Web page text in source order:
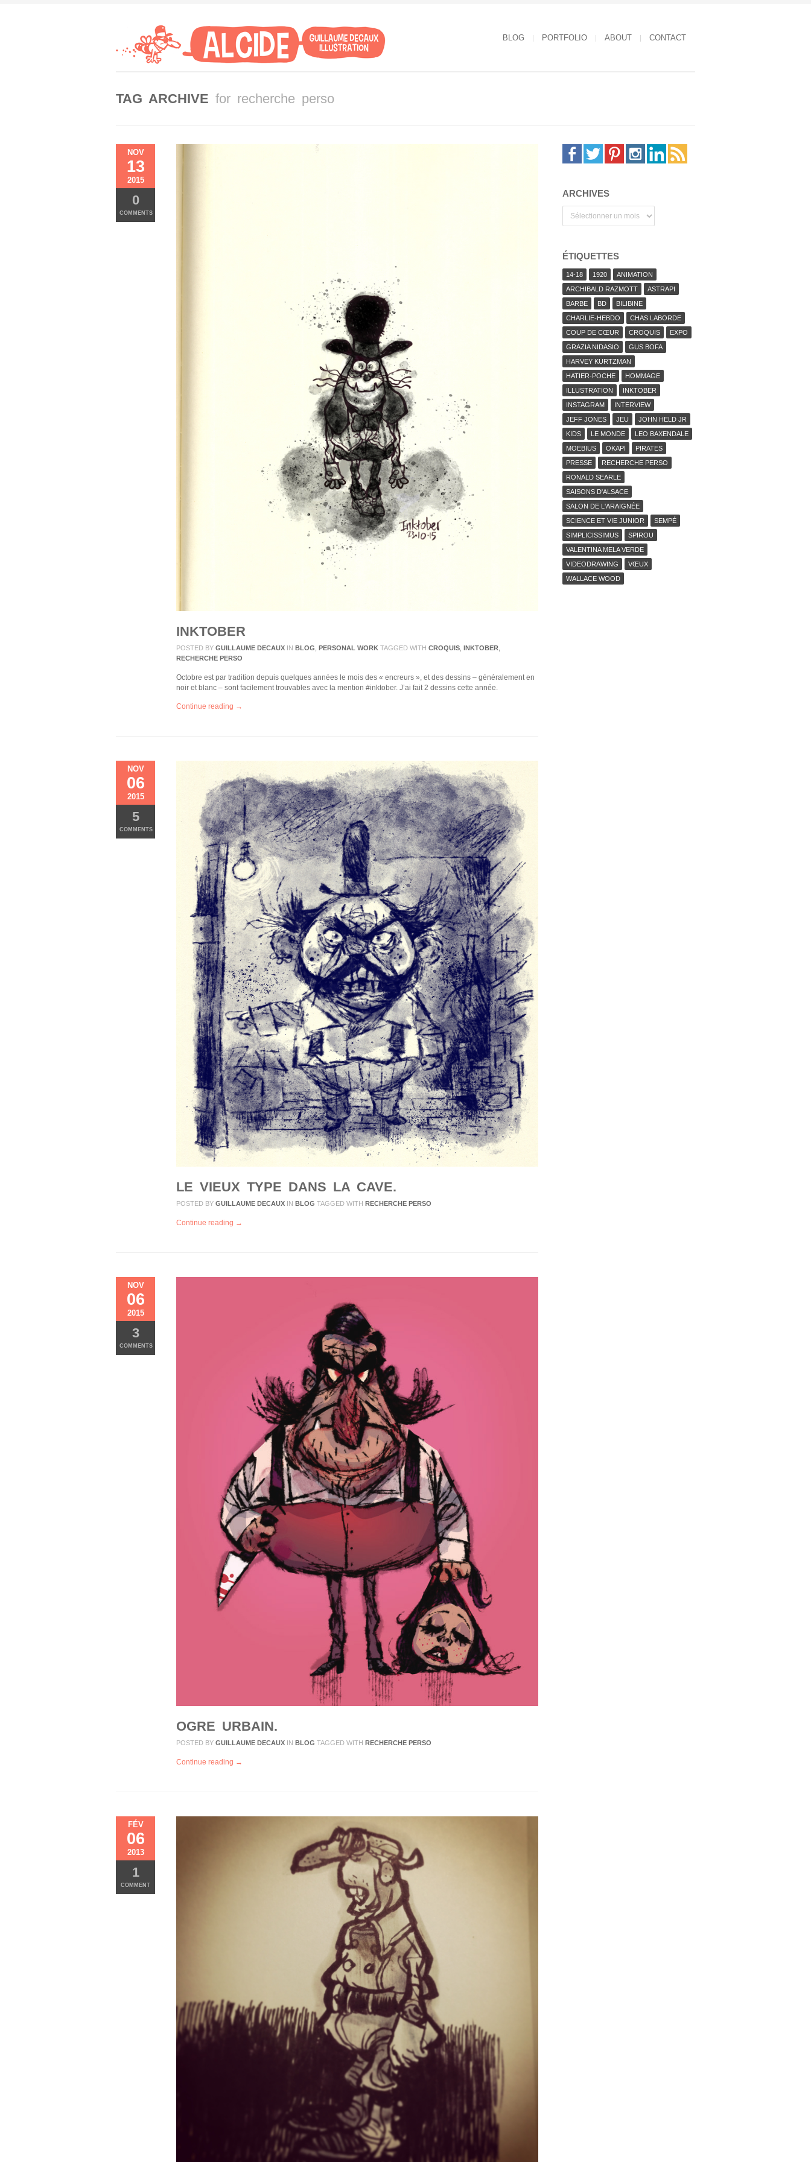
BLOG PORTFOLIO ABOUT CONTACT
TAG ARCHIVE for recherche perso
NOV
13
2015
0
COMMENTS
INKTOBER
POSTED BY GUILLAUME DECAUX IN BLOG PERSONAL WORK TAGGED WITH CROQUIS INKTOBER
RECHERCHE PERSO
Octobre est par tradition depuis quelques années le mois des « encreurs », et des dessins – généralement en
noir et blanc – sont facilement trouvables avec la mention #inktober. J’ai fait 2 dessins cette année.
Continue reading →
NOV
06
2015
5
COMMENTS
LE VIEUX TYPE DANS LA CAVE.
POSTED BY GUILLAUME DECAUX IN BLOG TAGGED WITH RECHERCHE PERSO
Continue reading →
NOV
06
2015
3
COMMENTS
OGRE URBAIN.
POSTED BY GUILLAUME DECAUX IN BLOG TAGGED WITH RECHERCHE PERSO
Continue reading →
FÉV
06
2013
1
COMMENT
ARCHIVES
ÉTIQUETTES
14-18 1920
ANIMATION
ARCHIBALD RAZMOTT
ASTRAPI
BARBE
BD
BILIBINE
CHARLIE-HEBDO
CHAS LABORDE
COUP DE CŒUR
CROQUIS
EXPO
GRAZIA NIDASIO
GUS BOFA
HARVEY KURTZMAN
HATIER-POCHE
HOMMAGE
ILLUSTRATION
INKTOBER
INSTAGRAM
INTERVIEW
JEFF JONES
JEU
JOHN HELD JR
KIDS
LE MONDE
LEO BAXENDALE
MOEBIUS
OKAPI
PIRATES
PRESSE
RECHERCHE PERSO
RONALD SEARLE
SAISONS D'ALSACE
SALON DE L'ARAIGNÉE
SCIENCE ET VIE JUNIOR
SEMPÉ
SIMPLICISSIMUS
SPIROU
VALENTINA MELA VERDE
VIDEODRAWING
VŒUX
WALLACE WOOD